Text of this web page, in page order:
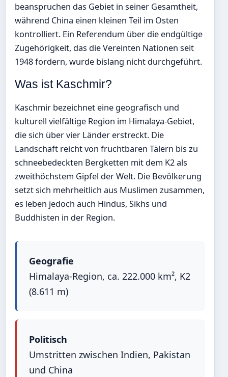
beanspruchen das Gebiet in seiner Gesamtheit,
während China einen kleinen Teil im Osten
kontrolliert. Ein Referendum über die endgültige
Zugehörigkeit, das die Vereinten Nationen seit
1948 fordern, wurde bislang nicht durchgeführt.
Was ist Kaschmir?
Kaschmir bezeichnet eine geografisch und
kulturell vielfältige Region im Himalaya-Gebiet,
die sich über vier Länder erstreckt. Die
Landschaft reicht von fruchtbaren Tälern bis zu
schneebedeckten Bergketten mit dem K2 als
zweithöchstem Gipfel der Welt. Die Bevölkerung
setzt sich mehrheitlich aus Muslimen zusammen,
es leben jedoch auch Hindus, Sikhs und
Buddhisten in der Region.
Geografie
Himalaya-Region, ca. 222.000 km², K2
(8.611 m)
Politisch
Umstritten zwischen Indien, Pakistan
und China